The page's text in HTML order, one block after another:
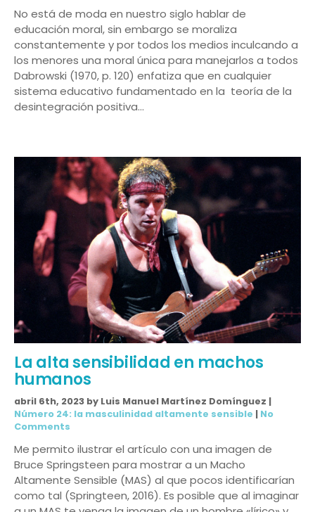
No está de moda en nuestro siglo hablar de
educación moral, sin embargo se moraliza
constantemente y por todos los medios inculcando a
los menores una moral única para manejarlos a todos
Dabrowski (1970, p. 120) enfatiza que en cualquier
sistema educativo fundamentado en la teoría de la
desintegración positiva…
La alta sensibilidad en machos
humanos
abril 6th, 2023 by Luis Manuel Martínez Domínguez |
Número 24: la masculinidad altamente sensible | No
Comments
Me permito ilustrar el artículo con una imagen de
Bruce Springsteen para mostrar a un Macho
Altamente Sensible (MAS) al que pocos identificarían
como tal (Springteen, 2016). Es posible que al imaginar